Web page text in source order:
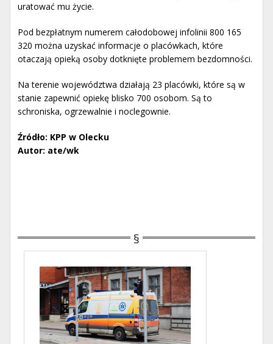
uratować mu życie.
Pod bezpłatnym numerem całodobowej infolinii 800 165
320 można uzyskać informacje o placówkach, które
otaczają opieką osoby dotknięte problemem bezdomności.
Na terenie województwa działają 23 placówki, które są w
stanie zapewnić opiekę blisko 700 osobom. Są to
schroniska, ogrzewalnie i noclegownie.
Źródło: KPP w Olecku
Autor: ate/wk